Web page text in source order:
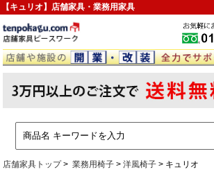
【キュリオ】店舗家具・業務用家具
店舗家具トップ 業務用椅子 洋風椅子 キュリオ